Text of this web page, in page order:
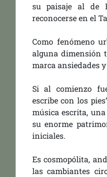
su paisaje al de
reconocerse en el
Como fenómeno
alguna dimensión
marca ansiedades
Si al comienzo
escribe con los
música escrita,
su enorme
iniciales.
Es cosmopólita,
las cambiantes